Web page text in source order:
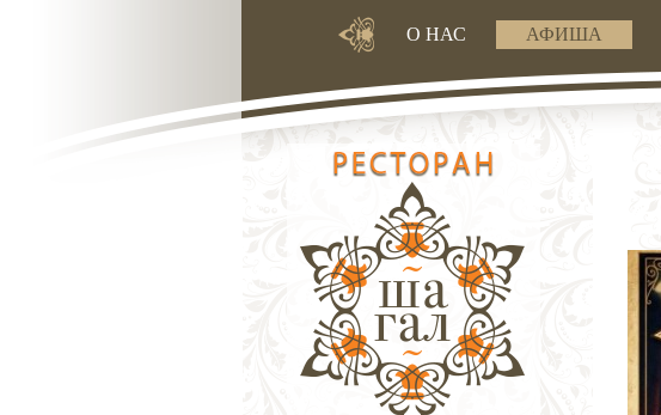
О НАС АФИША